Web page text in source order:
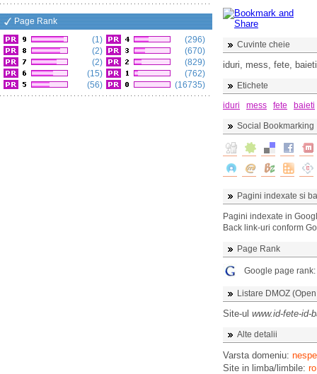
Page Rank
(1)
(2)
(2)
(15)
(56)
(296)
(670)
(829)
(762)
(16735)
Cuvinte cheie
iduri, mess, fete,
Etichete
iduri
mess fete baieti
Social Bookmarking
Pagini indexate si
Pagini indexate in
Back link-uri conform
Page Rank
Google page rank:
Listare DMOZ
Site-ul www.id-fete-id-
Alte detalii
Varsta domeniu:
Site in limba/limbile: ro